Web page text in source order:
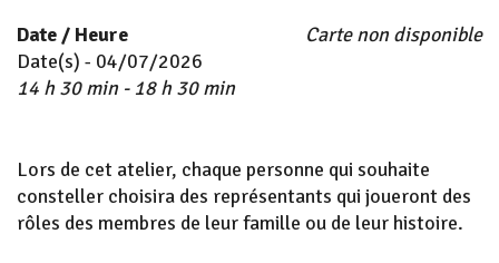
Carte non disponible
Date / Heure
Date(s) - 04/07/2026
14 h 30 min - 18 h 30 min
Lors de cet atelier, chaque personne qui souhaite
consteller choisira des représentants qui joueront des
rôles des membres de leur famille ou de leur histoire.